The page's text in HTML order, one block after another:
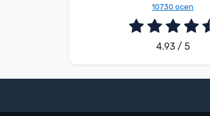
10730 ocen
4.93 / 5